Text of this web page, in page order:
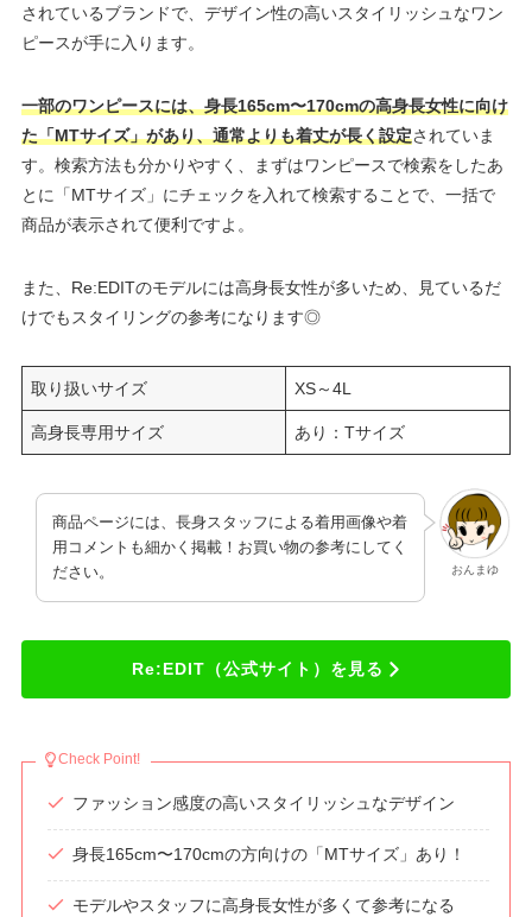
されているブランドで、デザイン性の高いスタイリッシュなワン
ピースが手に入ります。
一部のワンピースには、身長165cm〜170cmの高身長女性に向け
た「MTサイズ」があり、通常よりも着丈が長く設定されていま
す。検索方法も分かりやすく、まずはワンピースで検索をしたあ
とに「MTサイズ」にチェックを入れて検索することで、一括で
商品が表示されて便利ですよ。
また、Re:EDITのモデルには高身長女性が多いため、見ているだ
けでもスタイリングの参考になります◎
取り扱いサイズ XS～4L
高身長専用サイズ あり：Tサイズ
おんまゆ
商品ページには、長身スタッフによる着用画像や着
用コメントも細かく掲載！お買い物の参考にしてく
ださい。
Re:EDIT（公式サイト）を見る
Check Point!
ファッション感度の高いスタイリッシュなデザイン
身長165cm〜170cmの方向けの「MTサイズ」あり！
モデルやスタッフに高身長女性が多くて参考になる